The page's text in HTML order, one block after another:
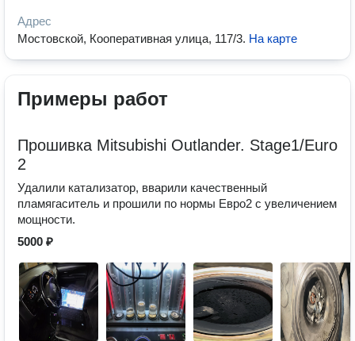
Адрес
Мостовской, Кооперативная улица, 117/3. На карте
Примеры работ
Прошивка Mitsubishi Outlander. Stage1/Euro
2
Удалили катализатор, вварили качественный
пламягаситель и прошили по нормы Евро2 с увеличением
мощности.
5000 ₽